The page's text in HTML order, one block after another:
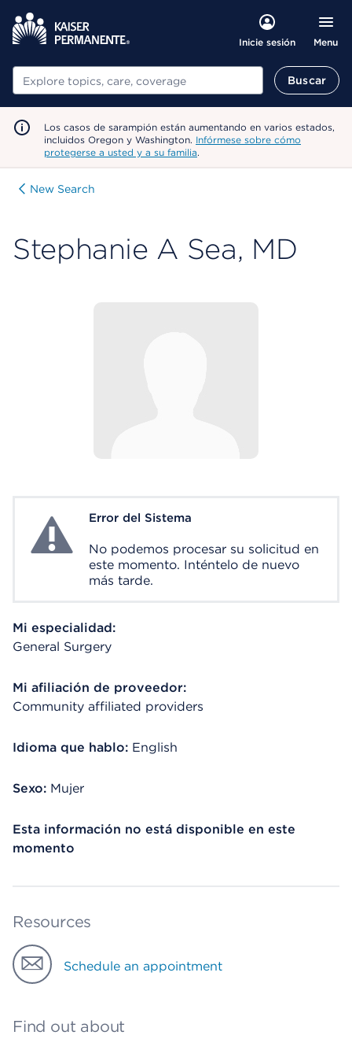
Inicie sesión Menu
Buscar Buscar
Los casos de sarampión están aumentando en varios estados,
incluidos Oregon y Washington. Infórmese sobre cómo
protegerse a usted y a su familia.
New Search
Stephanie A Sea, MD
System ErrorError del Sistema
No podemos procesar su solicitud en
este momento. Inténtelo de nuevo
más tarde.
Mi especialidad:
General Surgery
Mi afiliación de proveedor:
Community affiliated providers
Idioma que hablo: English
Sexo: Mujer
Esta información no está disponible en este
momento
Resources
Schedule an appointment
Find out about